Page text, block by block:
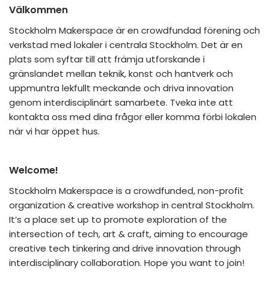
Välkommen
Stockholm Makerspace är en crowdfundad förening och
verkstad med lokaler i centrala Stockholm. Det är en
plats som syftar till att främja utforskande i
gränslandet mellan teknik, konst och hantverk och
uppmuntra lekfullt meckande och driva innovation
genom interdisciplinärt samarbete. Tveka inte att
kontakta oss med dina frågor eller komma förbi lokalen
när vi har öppet hus.
Welcome!
Stockholm Makerspace is a crowdfunded, non-profit
organization & creative workshop in central Stockholm.
It’s a place set up to promote exploration of the
intersection of tech, art & craft, aiming to encourage
creative tech tinkering and drive innovation through
interdisciplinary collaboration. Hope you want to join!